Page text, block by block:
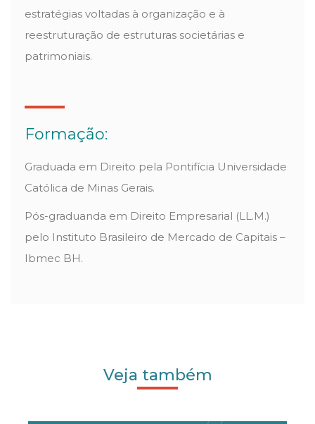
estratégias voltadas à organização e à
reestruturação de estruturas societárias e
patrimoniais.
Formação:
Graduada em Direito pela Pontifícia Universidade
Católica de Minas Gerais.
Pós-graduanda em Direito Empresarial (LL.M.)
pelo Instituto Brasileiro de Mercado de Capitais –
Ibmec BH.
Veja também